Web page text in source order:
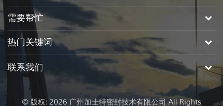
需要帮忙
热门关键词
联系我们
© 版权: 2026 广州加士特密封技术有限公司 All Rights